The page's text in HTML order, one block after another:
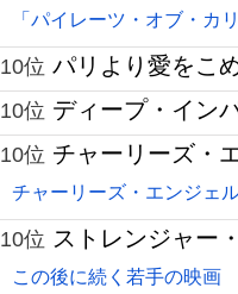
「パイレーツ・オブ・カ
10位 パリより愛をこ
10位 ディープ・イン
10位 チャーリーズ・
チャーリーズ・エンジェ
10位 ストレンジャー
この後に続く若手の映画